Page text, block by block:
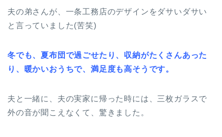
夫の弟さんが、一条工務店のデザインをダサいダサい
と言っていました(苦笑)
冬でも、夏布団で過ごせたり、収納がたくさんあった
り、暖かいおうちで、満足度も高そうです。
夫と一緒に、夫の実家に帰った時には、三枚ガラスで
外の音が聞こえなくて、驚きました。